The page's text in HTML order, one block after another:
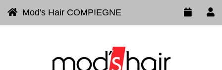
Mod's Hair COMPIEGNE